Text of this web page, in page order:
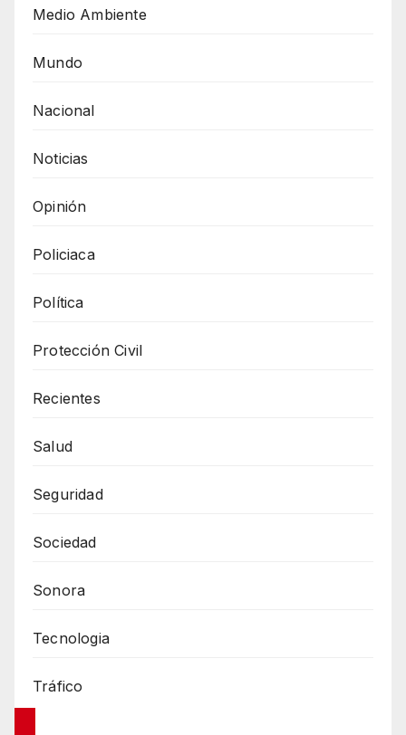
Medio Ambiente
Mundo
Nacional
Noticias
Opinión
Policiaca
Política
Protección Civil
Recientes
Salud
Seguridad
Sociedad
Sonora
Tecnologia
Tráfico